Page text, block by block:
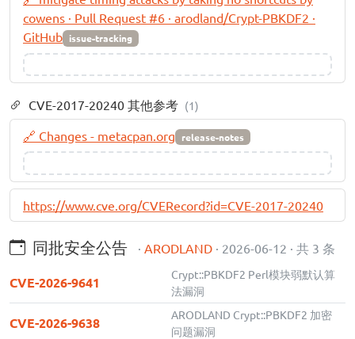
cowens · Pull Request #6 · arodland/Crypt-PBKDF2 ·
GitHub issue-tracking
CVE-2017-20240 其他参考 (1)
🔗 Changes - metacpan.org release-notes
https://www.cve.org/CVERecord?id=CVE-2017-20240
同批安全公告 · ARODLAND · 2026-06-12 · 共 3 条
CVE-2026-9641
Crypt::PBKDF2 Perl模块弱默认算
法漏洞
CVE-2026-9638
ARODLAND Crypt::PBKDF2 加密
问题漏洞